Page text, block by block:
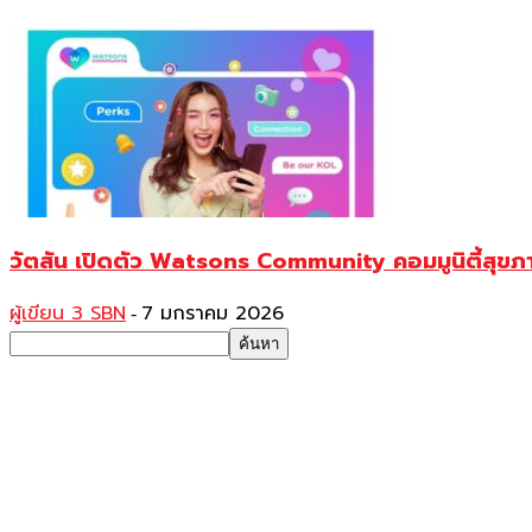
วัตสัน เปิดตัว Watsons Community คอมมูนิตี้สุขภา
ผู้เขียน 3 SBN - 7 มกราคม 2026